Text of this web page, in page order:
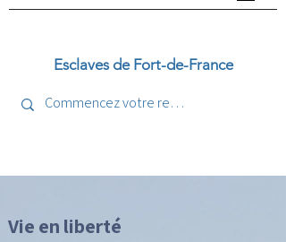
Esclaves de Fort-de-France
Vie en liberté